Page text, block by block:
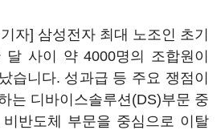
자] 삼성전자 최대 노조인 초기
사이 약 4000명의 조합원이
습니다. 성과급 등 주요 쟁점이
는 디바이스솔루션(DS)부문 중
반도체 부문을 중심으로 이탈